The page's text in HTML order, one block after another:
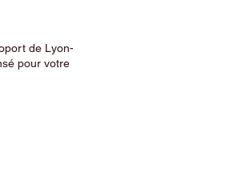
de Lyon-
pour votre